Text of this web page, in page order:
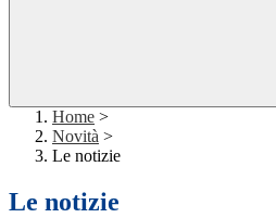
Home >
Novità >
Le notizie
Le notizie